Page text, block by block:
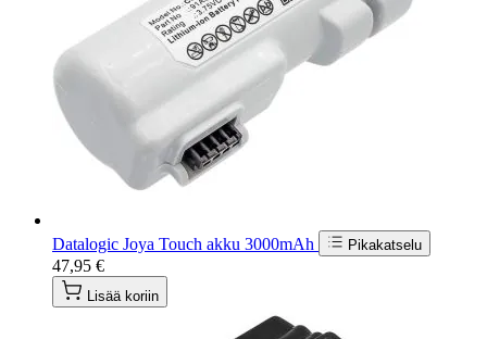
Datalogic Joya Touch akku 3000mAh Pikakatselu
47,95 €
Lisää koriin